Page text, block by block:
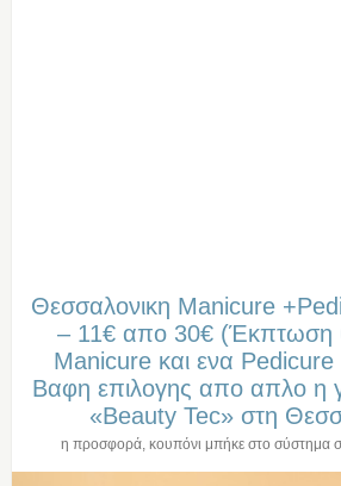
Θεσσαλονικη Manicure
– 11€ απο 30€ (Έκπτωση
Manicure και ενα Pedicure
Βαφη επιλογης απο απλο η
«Beauty Tec» στη
η προσφορά, κουπόνι μπήκε στο σύστημα